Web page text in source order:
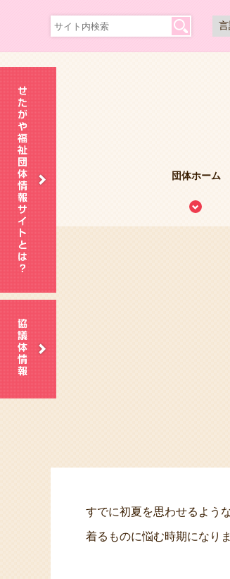
団体ホーム
すでに初夏を思わせるよう
着るものに悩む時期になり